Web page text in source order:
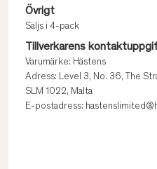
Övrigt
Säljs i 4-pack
Tillverkarens
Varumärke: Hästens
Adress: Level 3, No. 36, The
SLM 1022, Malta
E-postadress: